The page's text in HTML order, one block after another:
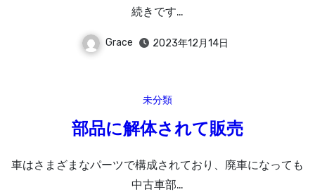
続きです…
Grace 2023年12月14日
未分類
部品に解体されて販売
車はさまざまなパーツで構成されており、廃車になっても
中古車部…